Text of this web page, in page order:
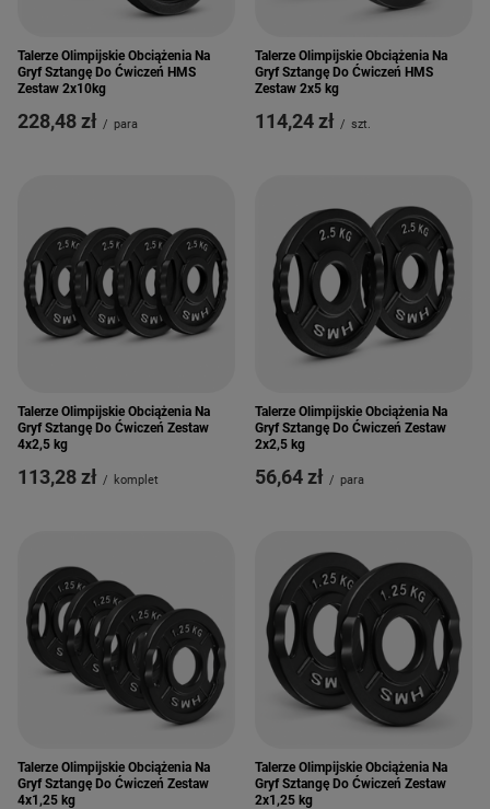
Talerze Olimpijskie Obciążenia Na
Gryf Sztangę Do Ćwiczeń HMS
Zestaw 2x10kg
228,48 zł / para
Talerze Olimpijskie Obciążenia Na
Gryf Sztangę Do Ćwiczeń HMS
Zestaw 2x5 kg
114,24 zł / szt.
Talerze Olimpijskie Obciążenia Na
Gryf Sztangę Do Ćwiczeń Zestaw
4x2,5 kg
113,28 zł / komplet
Talerze Olimpijskie Obciążenia Na
Gryf Sztangę Do Ćwiczeń Zestaw
2x2,5 kg
56,64 zł / para
Talerze Olimpijskie Obciążenia Na
Gryf Sztangę Do Ćwiczeń Zestaw
4x1,25 kg
Talerze Olimpijskie Obciążenia Na
Gryf Sztangę Do Ćwiczeń Zestaw
2x1,25 kg